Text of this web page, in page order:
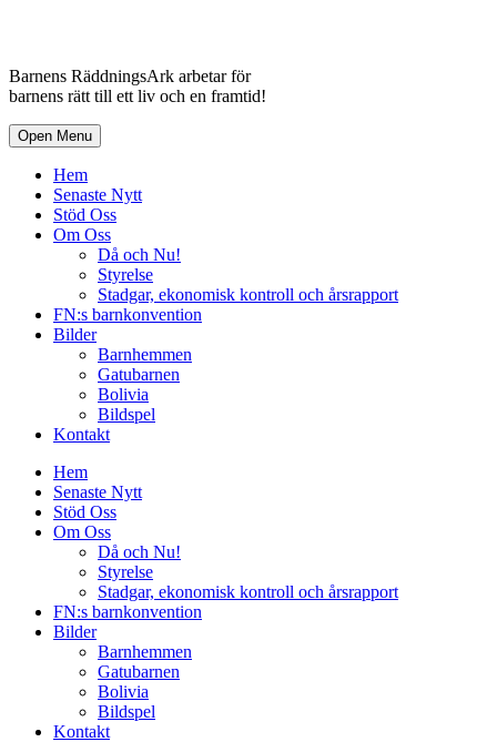
Barnens RäddningsArk arbetar för
barnens rätt till ett liv och en framtid!
Open Menu
Hem
Senaste Nytt
Stöd Oss
Om Oss
Då och Nu!
Styrelse
Stadgar, ekonomisk kontroll och årsrapport
FN:s barnkonvention
Bilder
Barnhemmen
Gatubarnen
Bolivia
Bildspel
Kontakt
Hem
Senaste Nytt
Stöd Oss
Om Oss
Då och Nu!
Styrelse
Stadgar, ekonomisk kontroll och årsrapport
FN:s barnkonvention
Bilder
Barnhemmen
Gatubarnen
Bolivia
Bildspel
Kontakt